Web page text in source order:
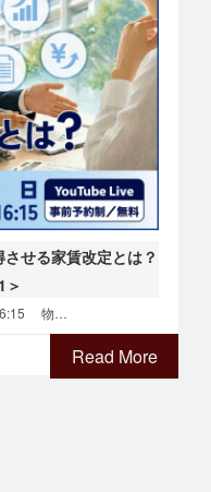
せる家賃改定とは？
16:15 物…
Read More